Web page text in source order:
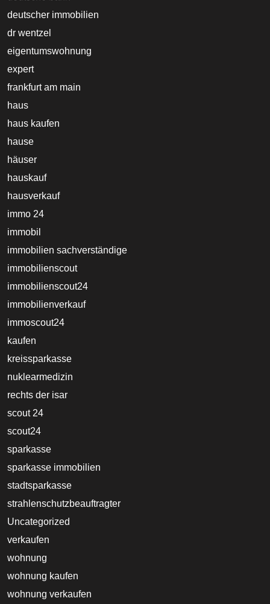
deutscher immobilien
dr wentzel
eigentumswohnung
expert
frankfurt am main
haus
haus kaufen
hause
häuser
hauskauf
hausverkauf
immo 24
immobil
immobilien sachverständige
immobilienscout
immobilienscout24
immobilienverkauf
immoscout24
kaufen
kreissparkasse
nuklearmedizin
rechts der isar
scout 24
scout24
sparkasse
sparkasse immobilien
stadtsparkasse
strahlenschutzbeauftragter
Uncategorized
verkaufen
wohnung
wohnung kaufen
wohnung verkaufen